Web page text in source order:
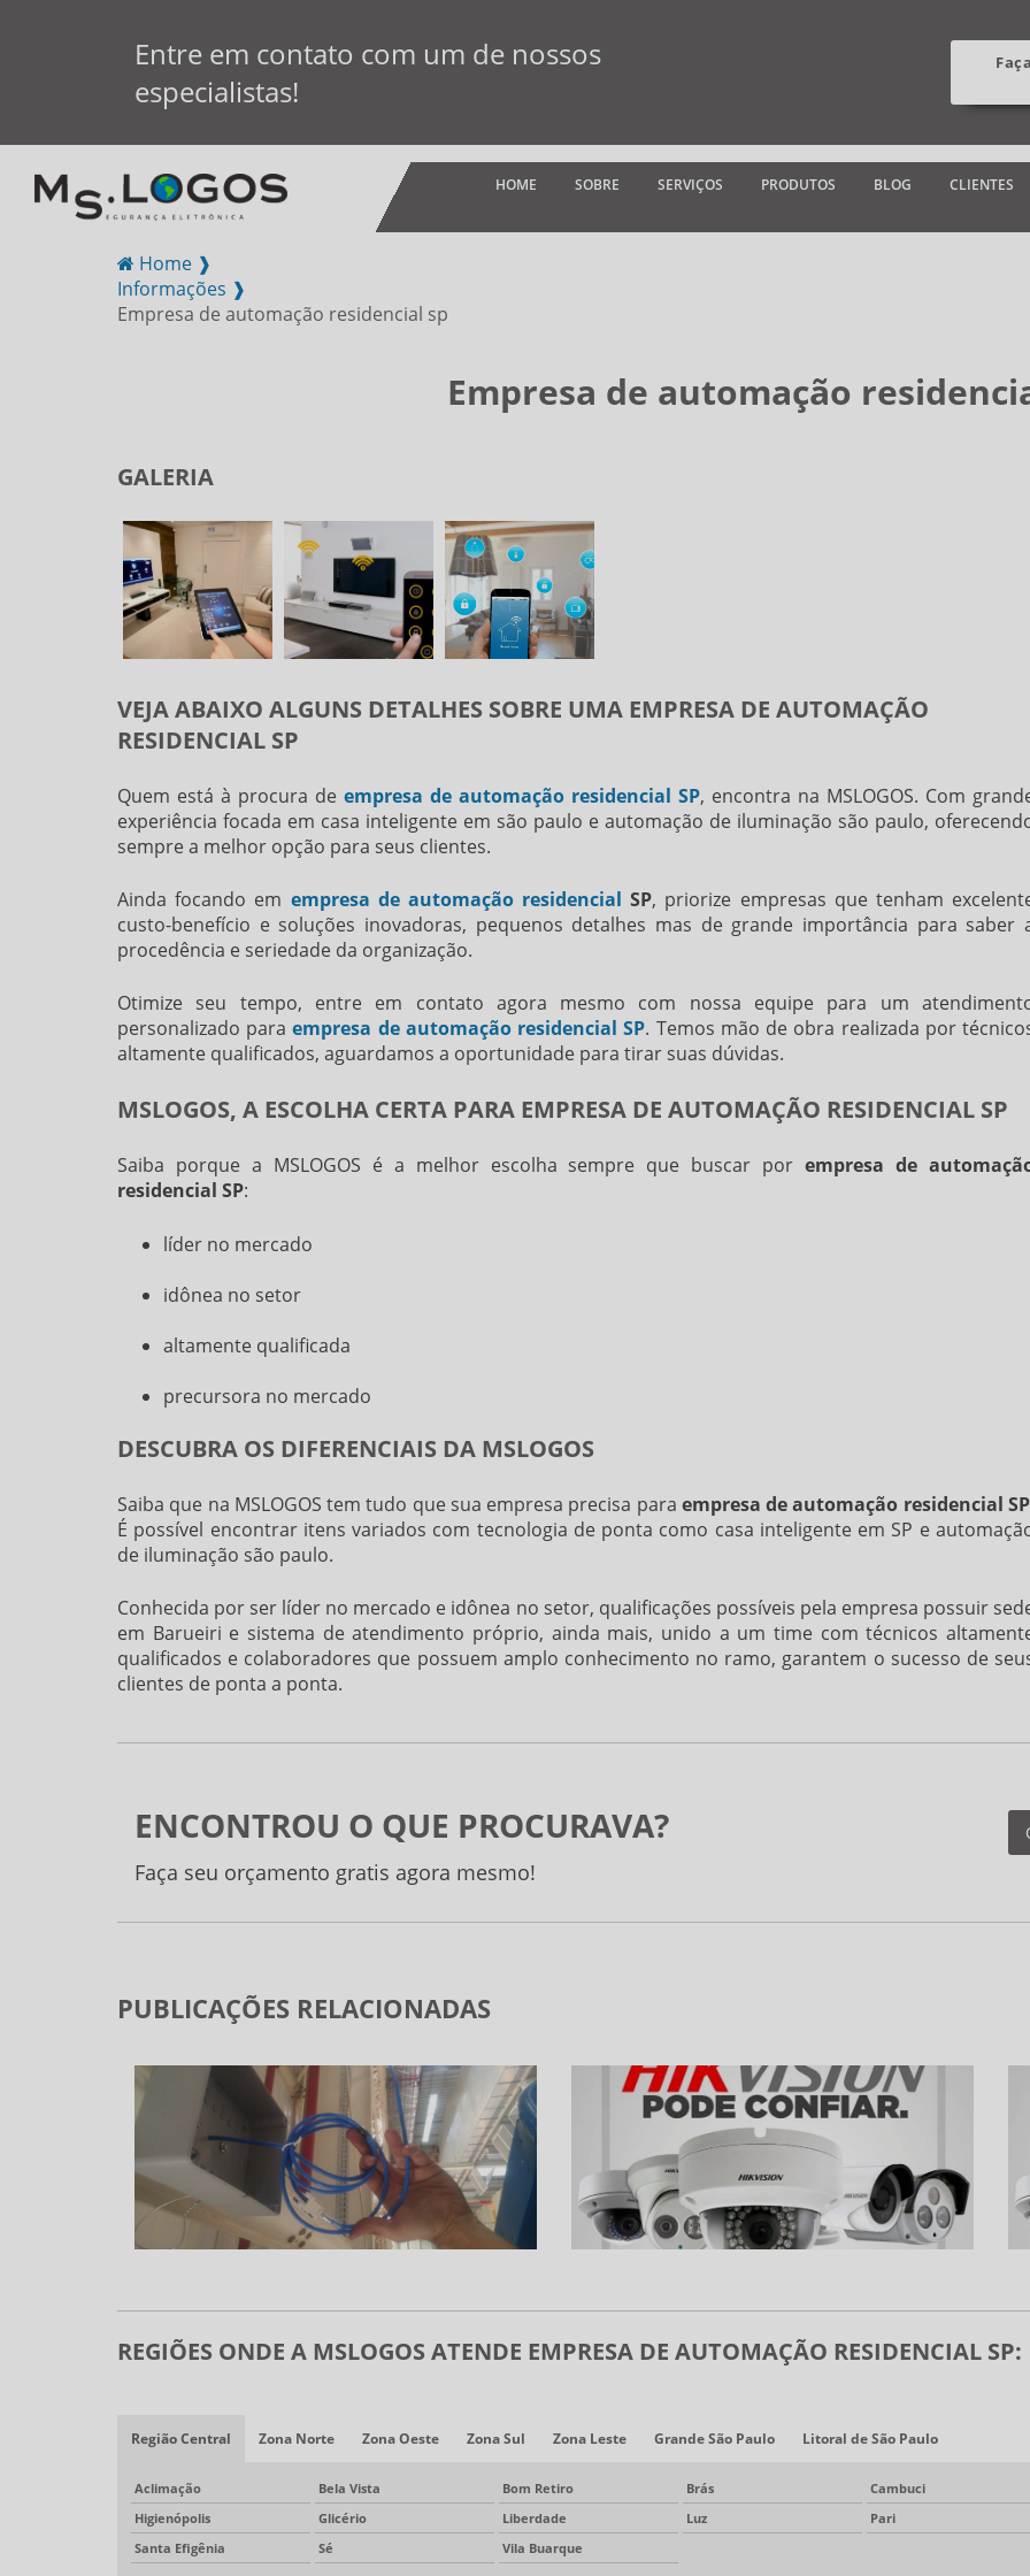
Entre em contato com um de nossos
especialistas!
HOME SOBRE SERVIÇOS PRODUTOS BLOG CLIENTES
Home ❱
Informações ❱
Empresa de automação residencial sp
Empresa de automação
GALERIA
VEJA ABAIXO ALGUNS DETALHES SOBRE UMA EMPRESA DE AUTOMAÇÃO
RESIDENCIAL SP
Quem está à procura de empresa de automação residencial SP, encontra na MSLOGOS. Com
experiência focada em casa inteligente em são paulo e automação de iluminação são paulo,
sempre a melhor opção para seus clientes.
Ainda focando em empresa de automação residencial SP, priorize empresas que tenham
custo-benefício e soluções inovadoras, pequenos detalhes mas de grande importância para saber
procedência e seriedade da organização.
Otimize seu tempo, entre em contato agora mesmo com nossa equipe para um
personalizado paraempresa de automação residencial SP. Temos mão de obra realizada por
altamente qualificados, aguardamos a oportunidade para tirar suas dúvidas.
MSLOGOS, A ESCOLHA CERTA PARA EMPRESA DE AUTOMAÇÃO RESIDENCIAL SP
Saiba porque a MSLOGOS é a melhor escolha sempre que buscar porempresa de
residencial SP:
líder no mercado
idônea no setor
altamente qualificada
precursora no mercado
DESCUBRA OS DIFERENCIAIS DA MSLOGOS
Saiba que na MSLOGOS tem tudo que sua empresa precisa para empresa de automação residencial SP
É possível encontrar itens variados com tecnologia de ponta como casa inteligente em SP e
de iluminação são paulo.
Conhecida por ser líder no mercado e idônea no setor, qualificações possíveis pela empresa possuir
em Barueiri e sistema de atendimento próprio, ainda mais, unido a um time com técnicos
qualificados e colaboradores que possuem amplo conhecimento no ramo, garantem o sucesso de
clientes de ponta a ponta.
ENCONTROU O QUE PROCURAVA?
Faça seu orçamento gratis agora mesmo!
PUBLICAÇÕES RELACIONADAS
REGIÕES ONDE A MSLOGOS ATENDE EMPRESA DE AUTOMAÇÃO RESIDENCIAL SP:
Região Central Zona Norte Zona Oeste Zona Sul Zona Leste Grande São Paulo Litoral de São Paulo
Aclimação Bela Vista Bom Retiro Brás Cambuci
Higienópolis
Glicério Liberdade Luz Pari
Santa Efigênia
Sé Vila Buarque